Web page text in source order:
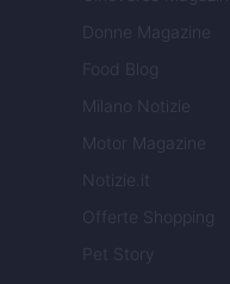
Donne Magazine
Food Blog
Milano Notizie
Motor Magazine
Notizie.it
Offerte Shopping
Pet Story